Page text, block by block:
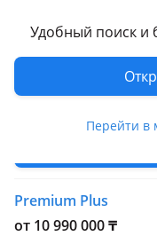
Удобный поиск и
Перейти в
Двигатель
Коробка передач
Premium Plus
от 10 990 000 ₸